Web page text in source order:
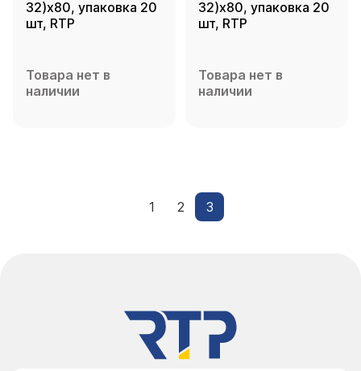
32)х80, упаковка 20
шт, RTP
Товара нет в
наличии
32)х80, упаковка 20
шт, RTP
Товара нет в
наличии
1 2 3